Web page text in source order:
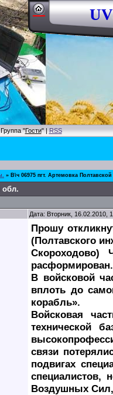
"Гости" |RSS
» В\ч 06975 пгт. Артемовка
обл.
Дата: Вторник, 16.02.2010,
Прошу
(Полтавского
Скороходово)
В войсковой
вплоть до
корабль».
Войсковая
технической
связи
подвигах
специалистов,
Воздушных